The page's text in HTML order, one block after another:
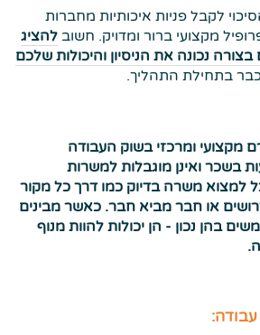
לקבל פניות איכותיות מחברות
מקצועי ברור ומדויק. חשוב להציג
נכונה את הניסיון והיכולות שלכם
בתחילת התהליך.
מקצועי ומרכזי בשוק העבודה
בשכר ואינן מוגבלות למשרות
למצוא משרה בדיוק כמו דרך כל מקור
או חבר מביא חבר. כאשר מבינים
בהן נכון - הן יכולות להוות מנוף